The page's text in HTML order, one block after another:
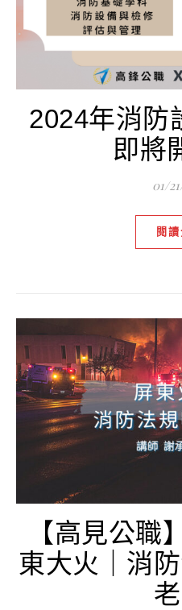
2024年消防
即將
01/
閱
【高見公職
東大火｜消